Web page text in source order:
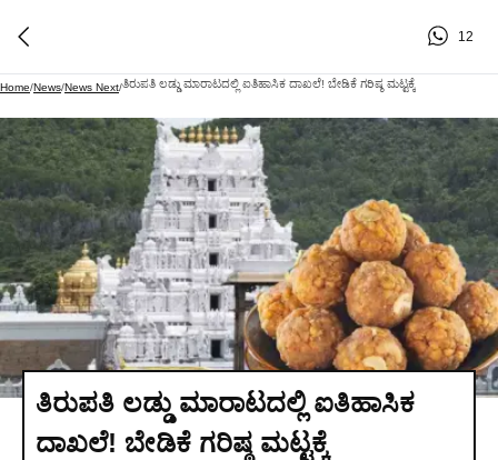
12
Home/News/News Next/ತಿರುಪತಿ ಲಡ್ಡು ಮಾರಾಟದಲ್ಲಿ ಐತಿಹಾಸಿಕ ದಾಖಲೆ! ಬೇಡಿಕೆ ಗರಿಷ್ಠ ಮಟ್ಟಕ್ಕೆ
ತಿರುಪತಿ ಲಡ್ಡು ಮಾರಾಟದಲ್ಲಿ ಐತಿಹಾಸಿಕ
ದಾಖಲೆ! ಬೇಡಿಕೆ ಗರಿಷ್ಠ ಮಟ್ಟಕ್ಕೆ